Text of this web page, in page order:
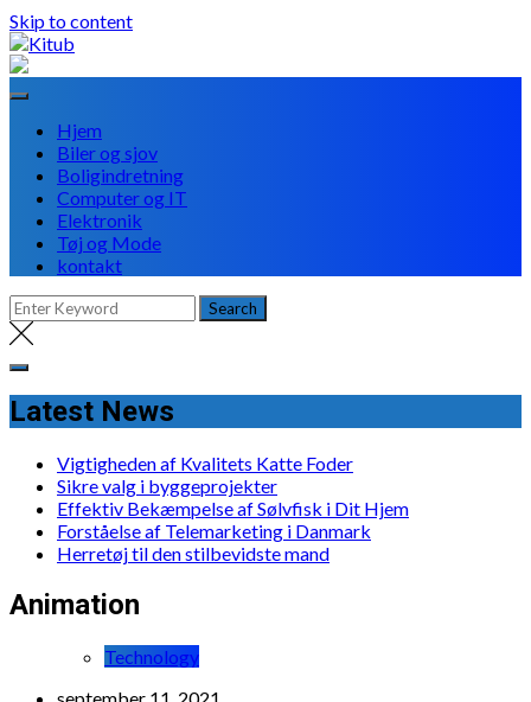
Skip to content
Hjem
Biler og sjov
Boligindretning
Computer og IT
Elektronik
Tøj og Mode
kontakt
Latest News
Vigtigheden af Kvalitets Katte Foder
Sikre valg i byggeprojekter
Effektiv Bekæmpelse af Sølvfisk i Dit Hjem
Forståelse af Telemarketing i Danmark
Herretøj til den stilbevidste mand
Animation
Technology
september 11, 2021